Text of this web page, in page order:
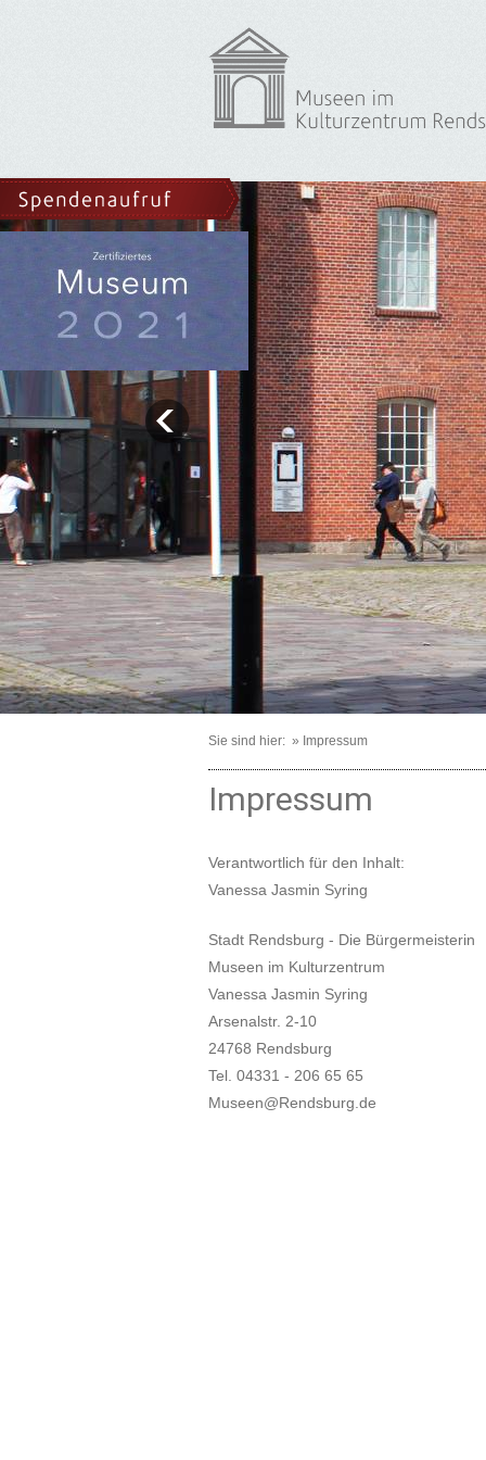
Sie sind hier: » Impressum
Impressum
Verantwortlich für den Inhalt:
Vanessa Jasmin Syring
Stadt Rendsburg - Die Bürgermeisterin
Museen im Kulturzentrum
Vanessa Jasmin Syring
Arsenalstr. 2-10
24768 Rendsburg
Tel. 04331 - 206 65 65
Museen@Rendsburg.de